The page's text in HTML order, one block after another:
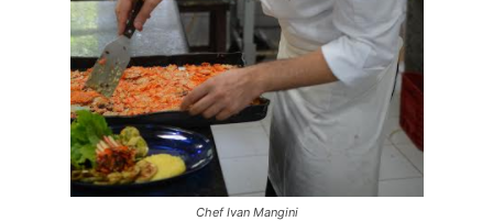
Chef Ivan Mangini